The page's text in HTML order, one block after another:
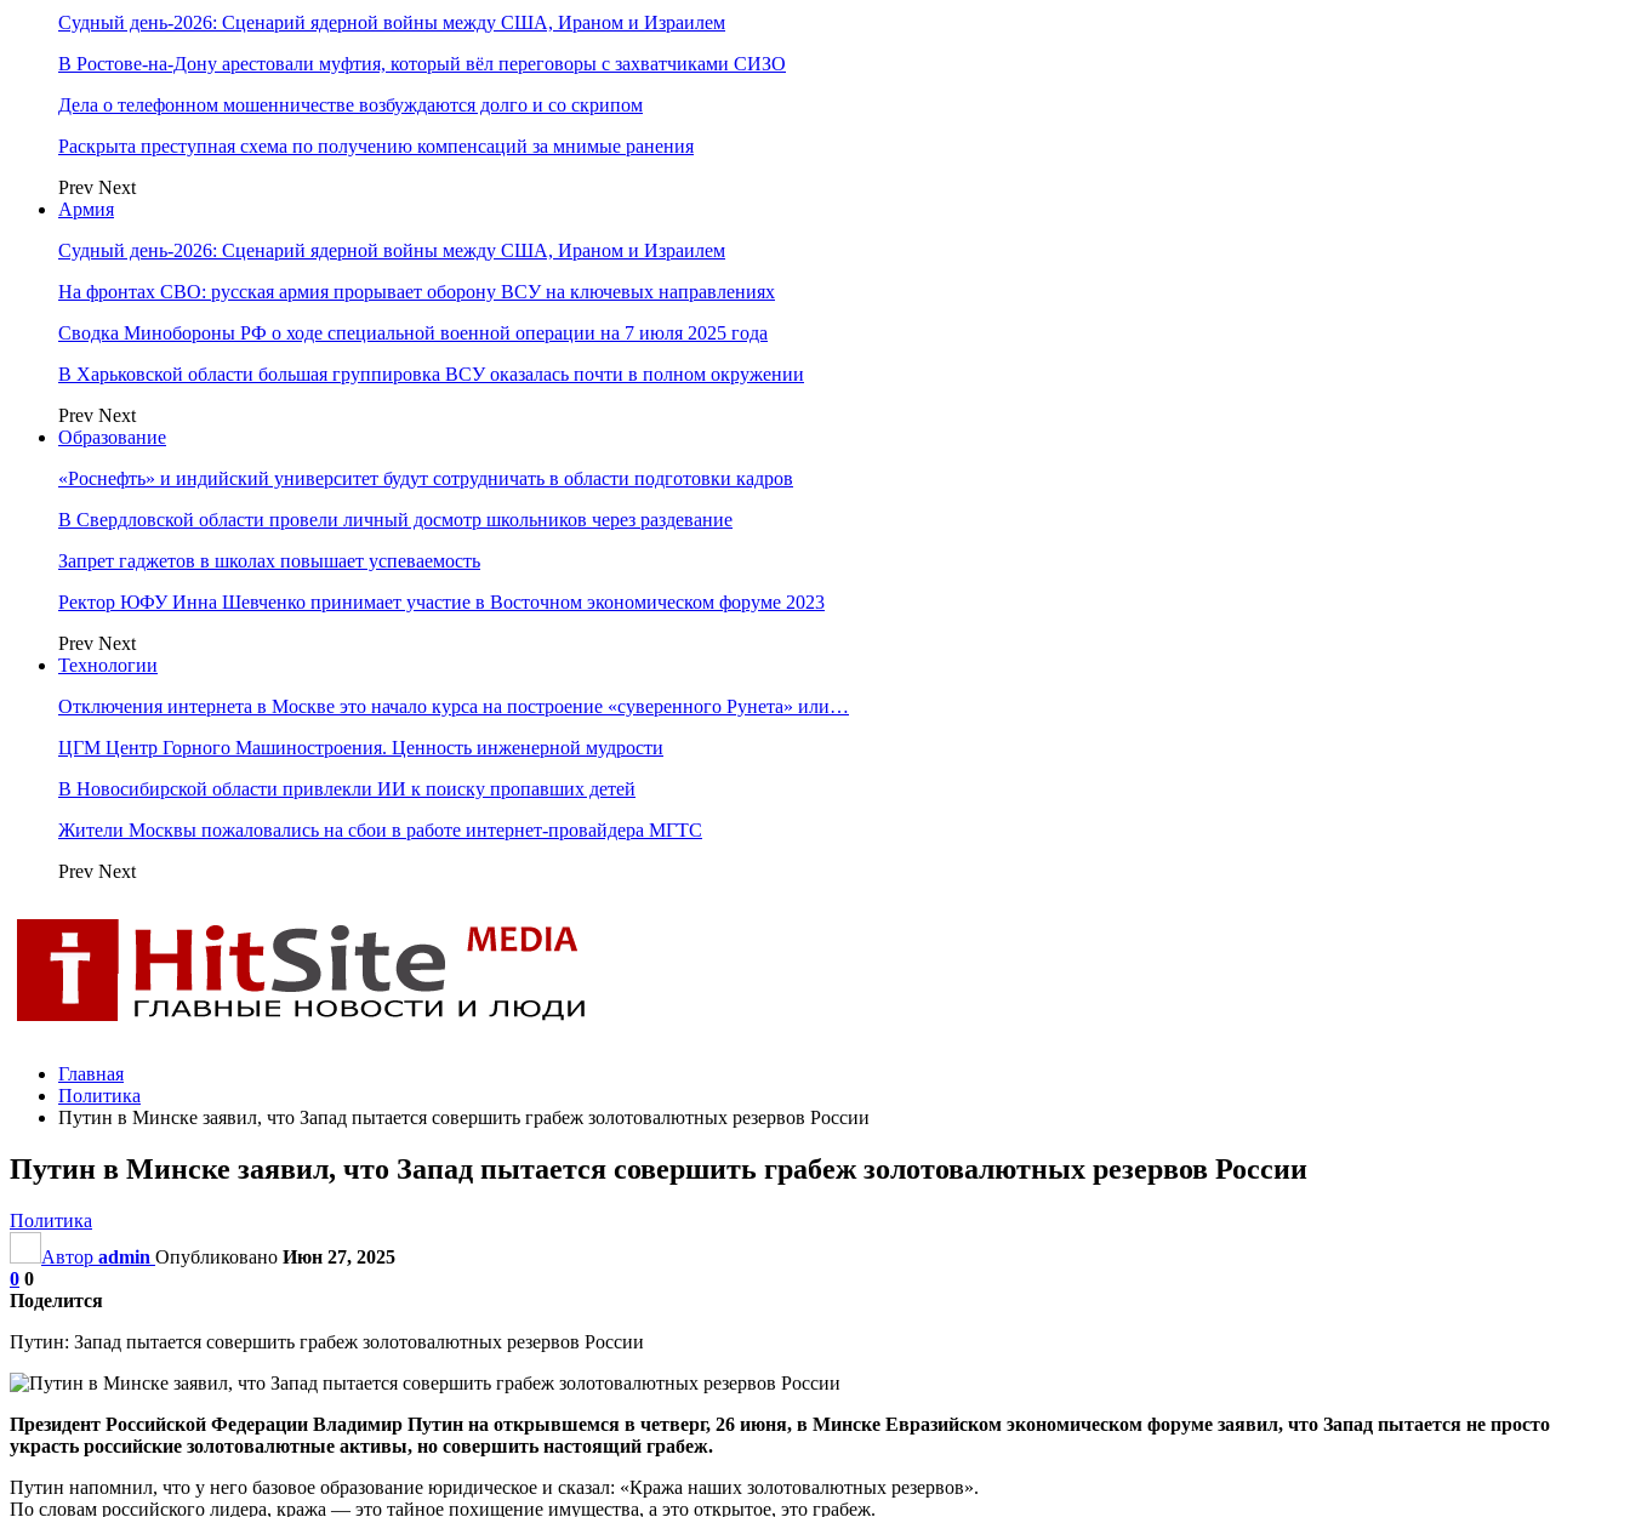
Судный день-2026: Сценарий ядерной войны между США, Ираном и Израилем
В Ростове-на-Дону арестовали муфтия, который вёл переговоры с захватчиками СИЗО
Дела о телефонном мошенничестве возбуждаются долго и со скрипом
Раскрыта преступная схема по получению компенсаций за мнимые ранения
Prev Next
Армия
Судный день-2026: Сценарий ядерной войны между США, Ираном и Израилем
На фронтах СВО: русская армия прорывает оборону ВСУ на ключевых направлениях
Сводка Минобороны РФ о ходе специальной военной операции на 7 июля 2025 года
В Харьковской области большая группировка ВСУ оказалась почти в полном окружении
Prev Next
Образование
«Роснефть» и индийский университет будут сотрудничать в области подготовки кадров
В Свердловской области провели личный досмотр школьников через раздевание
Запрет гаджетов в школах повышает успеваемость
Ректор ЮФУ Инна Шевченко принимает участие в Восточном экономическом форуме 2023
Prev Next
Технологии
Отключения интернета в Москве это начало курса на построение «суверенного Рунета» или…
ЦГМ Центр Горного Машиностроения. Ценность инженерной мудрости
В Новосибирской области привлекли ИИ к поиску пропавших детей
Жители Москвы пожаловались на сбои в работе интернет-провайдера МГТС
Prev Next
Главная
Политика
Путин в Минске заявил, что Запад пытается совершить грабеж золотовалютных резервов России
Путин в Минске заявил, что Запад пытается совершить грабеж золотовалютных резервов России
Политика
Автор admin Опубликовано Июн 27, 2025
0 0
Поделится
Путин: Запад пытается совершить грабеж золотовалютных резервов России
Президент Российской Федерации Владимир Путин на открывшемся в четверг, 26 июня, в Минске Евразийском экономическом форуме заявил, что Запад пытается не просто
украсть российские золотовалютные активы, но совершить настоящий грабеж.
Путин напомнил, что у него базовое образование юридическое и сказал: «Кража наших золотовалютных резервов».
По словам российского лидера, кража — это тайное похищение имущества, а это открытое, это грабеж.